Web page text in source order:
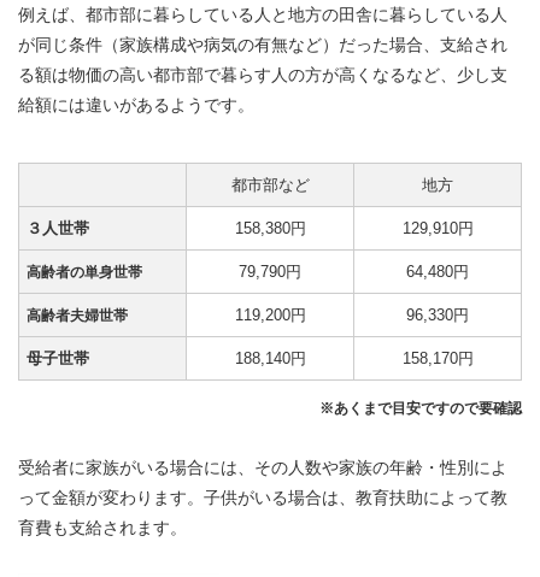
例えば、都市部に暮らしている人と地方の田舎に暮らしている人
が同じ条件（家族構成や病気の有無など）だった場合、支給され
る額は物価の高い都市部で暮らす人の方が高くなるなど、少し支
給額には違いがあるようです。
都市部など 地方
３人世帯 158,380円 129,910円
高齢者の単身世帯 79,790円 64,480円
高齢者夫婦世帯 119,200円 96,330円
母子世帯 188,140円 158,170円
※あくまで目安ですので要確認
受給者に家族がいる場合には、その人数や家族の年齢・性別によ
って金額が変わります。子供がいる場合は、教育扶助によって教
育費も支給されます。